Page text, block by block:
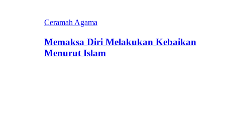
Ceramah Agama
Memaksa Diri Melakukan Kebaikan
Menurut Islam